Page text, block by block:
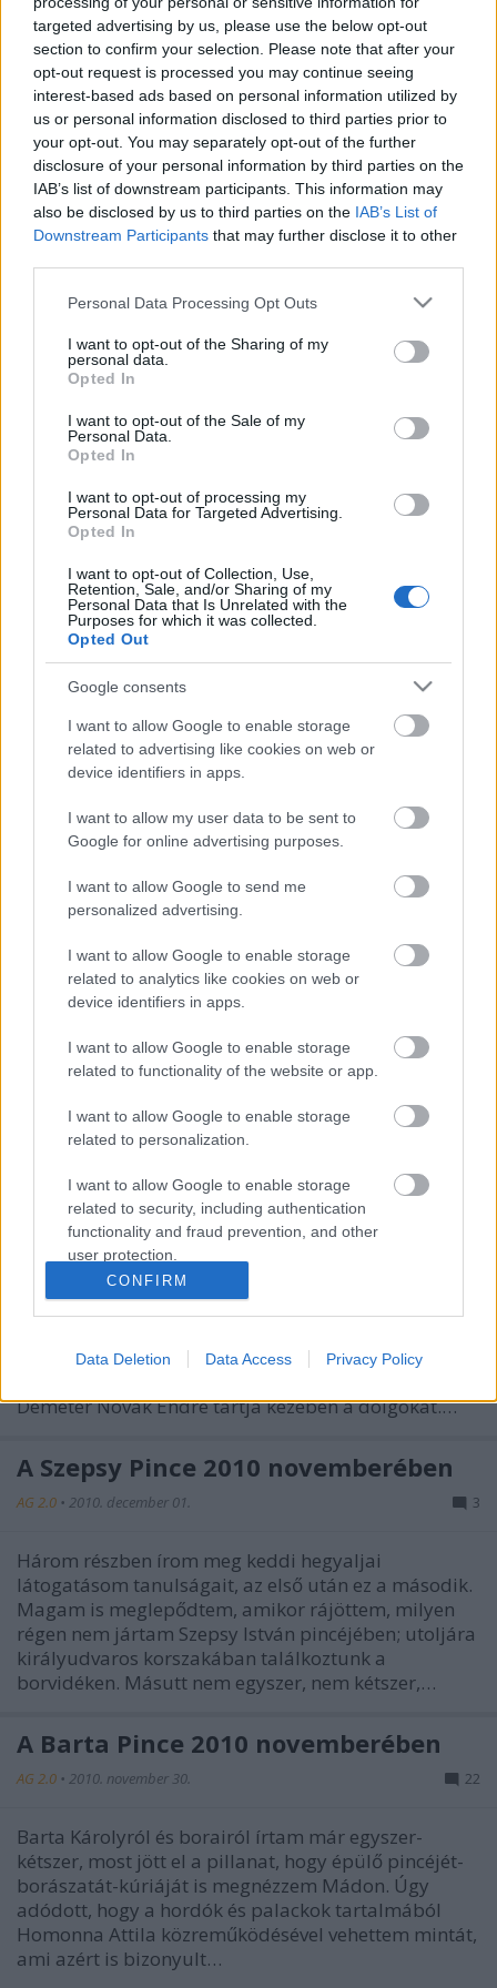
targeted advertising by us, please use the below opt-out
section to confirm your selection. Please note that after your
opt-out request is processed you may continue seeing
interest-based ads based on personal information utilized by
us or personal information disclosed to third parties prior to
your opt-out. You may separately opt-out of the further
disclosure of your personal information by third parties on the
IAB’s list of downstream participants. This information may
also be disclosed by us to third parties on the IAB’s List of
Downstream Participants that may further disclose it to other
Please note that this website/app uses one or more Google
not limited to your visit or usage behaviour. You may click to
grant or deny consent to Google and its third-party tags to
use your data for below specified purposes in below Google
consent section.
Personal Data Processing Opt Outs
I want to opt-out of the Sharing of my
personal data.
Opted In
I want to opt-out of the Sale of my
Personal Data.
Opted In
I want to opt-out of processing my
Personal Data for Targeted Advertising.
Opted In
I want to opt-out of Collection, Use,
Retention, Sale, and/or Sharing of my
Personal Data that Is Unrelated with the
Purposes for which it was collected.
Opted Out
Google consents
I want to allow Google to enable storage
related to advertising like cookies on web or
device identifiers in apps.
I want to allow my user data to be sent to
Google for online advertising purposes.
I want to allow Google to send me
personalized advertising.
I want to allow Google to enable storage
related to analytics like cookies on web or
device identifiers in apps.
I want to allow Google to enable storage
related to functionality of the website or app.
I want to allow Google to enable storage
related to personalization.
I want to allow Google to enable storage
related to security, including authentication
functionality and fraud prevention, and other
user protection.
CONFIRM
Data Deletion Data Access Privacy Policy
A Gróf Buttler 2011 júniusában
AG 2.0•2011. június 15.
A Gróf Buttler Történelmi Borászat még sehol sem
volt, amikor világgazdaságos újságíróként először
beszéltem a nagy álom megálmodójával, Bukolyi
Lászlóval. Mondjuk bő tíz éve. Akkoriban lehetett
területeket szerezni a Nagy-Egeden – előfordultak
viták és kisebb…
Az Elesko Wine 2011 májusában
Nincs jobb, mint összekötni a kellemeset a
kellemessel. Amikor összeállt nagyjából, hogy a
szlovákiai jégkororong-világbajnokság alkalmából
nem töltünk egyszerre huzamosabb időt
Pozsonyban, hanem megjárjuk háromszor oda-
vissza, már-már lemondtunk a borvonal legalább
minimális…
A Takler Pince 2011 márciusában
•2011. április 01.
Bíráltam csütörtökön a szekszárdi borversenyen,
vegyes vöröses bizottságba osztottak be,
kékfrankosokat, merlot-kat, cabernet-ket és
házasításokat hordtak elénk, szórtuk az
aranyérmeket két kézzel. Mást nem tehettünk,
mintegy negyven tételünk szinte egységesen
bizonyította,…
A Tokaj Nobilis 2010 decemberében
2010. december 06.
A múlt keddi hárompincés helyszíni szemle után
szombaton visszatértem Hegyaljára, közelebbről
Bodrogkeresztúrra, a Tokaj Nobilis 10.
születésnapja volt terítéken. Bárdos Sarolta és
Molnár Péter családi borászata régi kedvencem, bár
azt azért nem állíthatom, hogy a…
A Demetervin 2010 novemberében
•2010. december 02.
Az első és a második után itt van akkor a harmadik
mádi fejezet. A Demetervint Demeter Ervin
borvidék legizgalmasabb településeinek egyikén,
Demeter Novák Endre tartja kezében a dolgokat.…
A Szepsy Pince 2010 novemberében
AG 2.0 • 2010. december 01. 3
Három részben írom meg keddi hegyaljai
látogatásom tanulságait, az első után ez a második.
Magam is meglepődtem, amikor rájöttem, milyen
régen nem jártam Szepsy István pincéjében; utoljára
királyudvaros korszakában találkoztunk a
borvidéken. Másutt nem egyszer, nem kétszer,…
A Barta Pince 2010 novemberében
AG 2.0 • 2010. november 30. 22
Barta Károlyról és borairól írtam már egyszer-
kétszer, most jött el a pillanat, hogy épülő pincéjét-
borászatát-kúriáját is megnézzem Mádon. Úgy
adódott, hogy a hordók és palackok tartalmából
Homonna Attila közreműködésével vehettem mintát,
ami azért is bizonyult…